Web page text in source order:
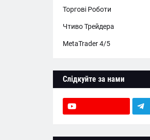
Торгові Роботи
Чтиво Трейдера
MetaTrader 4/5
Слідкуйте за нами